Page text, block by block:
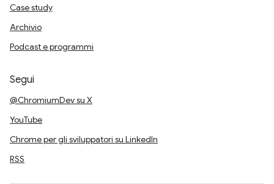
Case study
Archivio
Podcast e programmi
Segui
@ChromiumDev su X
YouTube
Chrome per gli sviluppatori su LinkedIn
RSS